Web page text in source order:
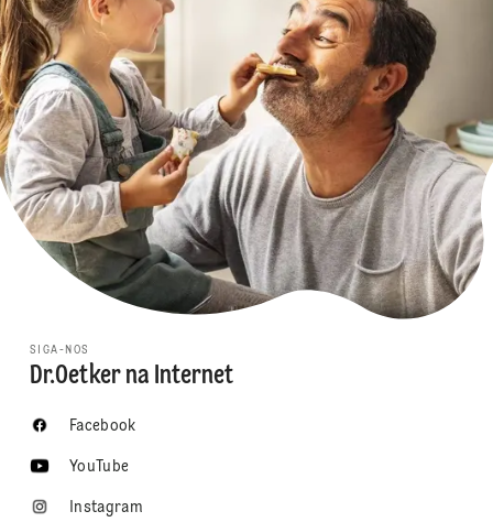
SIGA-NOS
Dr.Oetker na Internet
Facebook
YouTube
Instagram